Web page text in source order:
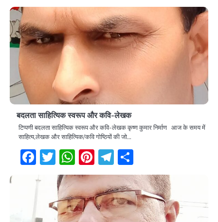
बदलता साहित्यिक स्वरूप और कवि-लेखक
टिप्पणी बदलता साहित्यिक स्वरूप और कवि-लेखक कृष्ण कुमार निर्माण आज के समय में
साहित्य,लेखक और साहित्यिक/कवि गोष्ठियों की जो…
Facebook
Twitter
WhatsApp
Pinterest
Telegram